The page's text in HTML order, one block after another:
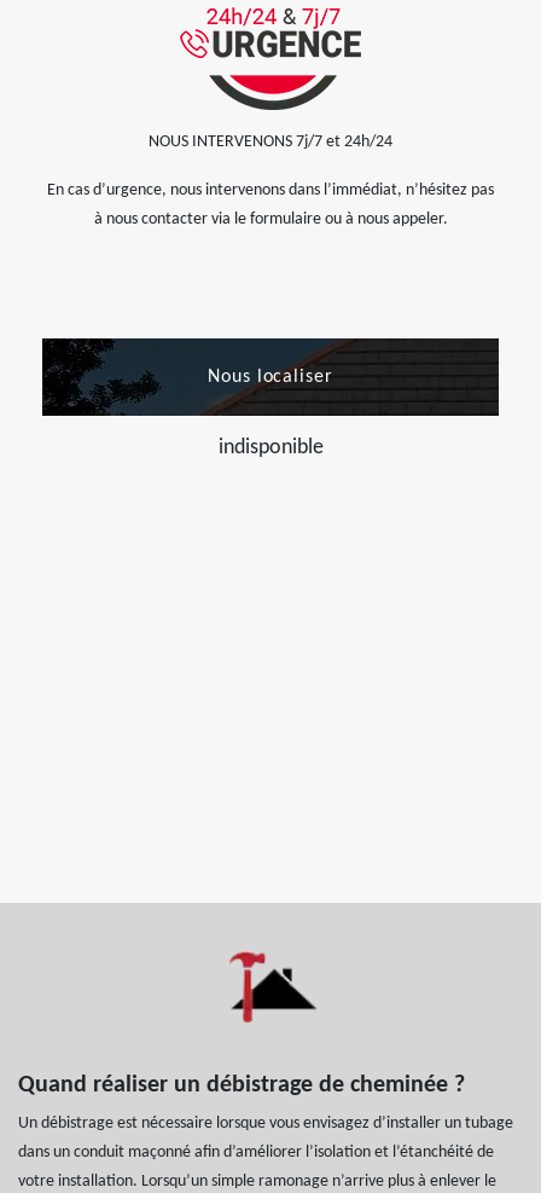
NOUS INTERVENONS 7j/7 et 24h/24
En cas d’urgence, nous intervenons dans l’immédiat, n’hésitez pas
à nous contacter via le formulaire ou à nous appeler.
Nous localiser
indisponible
Quand réaliser un débistrage de cheminée ?
Un débistrage est nécessaire lorsque vous envisagez d’installer un tubage
dans un conduit maçonné afin d’améliorer l’isolation et l’étanchéité de
votre installation. Lorsqu’un simple ramonage n’arrive plus à enlever le